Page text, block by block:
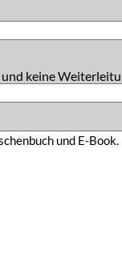
keine